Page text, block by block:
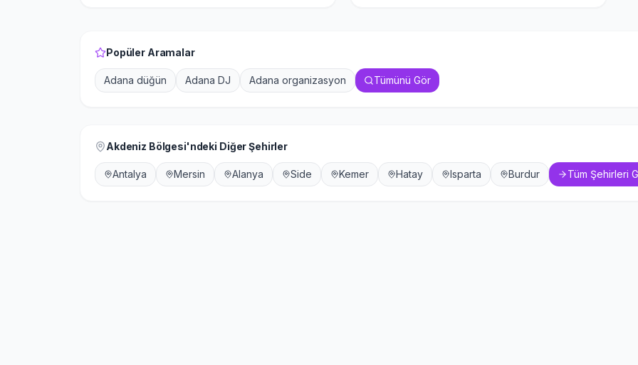
Popüler Aramalar
Adana düğün Adana DJ Adana organizasyon Tümünü Gör
Akdeniz Bölgesi'ndeki Diğer Şehirler
Antalya Mersin Alanya Side Kemer Hatay Isparta Burdur Tüm Şehirleri